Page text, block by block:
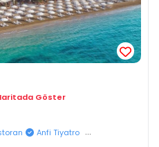
Göster
Anfi Tiyatro ...